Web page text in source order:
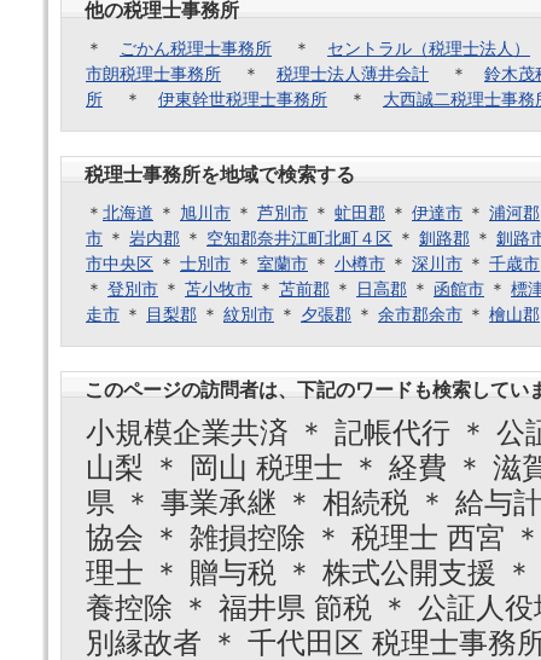
他の税理士事務所
＊ ごかん税理士事務所 ＊ セントラル（税理士法人）
市朗税理士事務所 ＊ 税理士法人薄井会計 ＊ 鈴木茂
所 ＊ 伊東幹世税理士事務所 ＊ 大西誠二税理士事務
税理士事務所を地域で検索する
＊ 北海道 ＊ 旭川市 ＊ 芦別市 ＊ 虻田郡 ＊ 伊達市 ＊ 浦河郡
市 ＊ 岩内郡 ＊ 空知郡奈井江町北町４区 ＊ 釧路郡 ＊ 釧路
市中央区 ＊ 士別市 ＊ 室蘭市 ＊ 小樽市 ＊ 深川市 ＊ 千歳市
＊ 登別市 ＊ 苫小牧市 ＊ 苫前郡 ＊ 日高郡 ＊ 函館市 ＊ 標
走市 ＊ 目梨郡 ＊ 紋別市 ＊ 夕張郡 ＊ 余市郡余市 ＊ 檜山郡
このページの訪問者は、下記のワードも検索してい
小規模企業共済 ＊ 記帳代行 ＊ 公
山梨 ＊ 岡山 税理士 ＊ 経費 ＊ 滋
県 ＊ 事業承継 ＊ 相続税 ＊ 給与
協会 ＊ 雑損控除 ＊ 税理士 西宮
理士 ＊ 贈与税 ＊ 株式公開支援
養控除 ＊ 福井県 節税 ＊ 公証人
別縁故者 ＊ 千代田区 税理士事務